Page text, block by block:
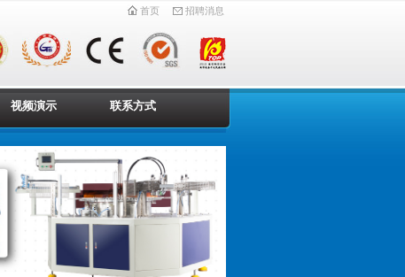
首页 招聘消息
视频演示 联系方式